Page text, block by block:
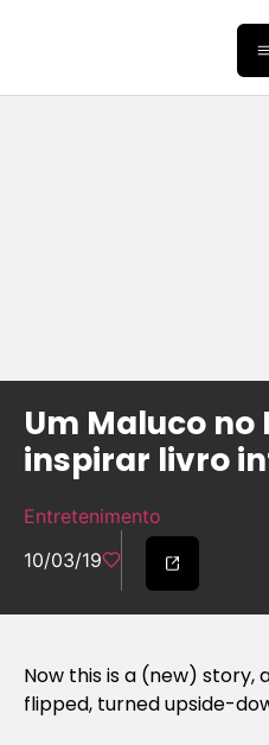
Um Maluco no
inspirar livro
Entretenimento
10/03/19
Now this is a (new) story,
flipped, turned upside-